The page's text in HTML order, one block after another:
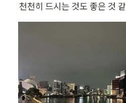
천천히 드시는 것도 좋은 것